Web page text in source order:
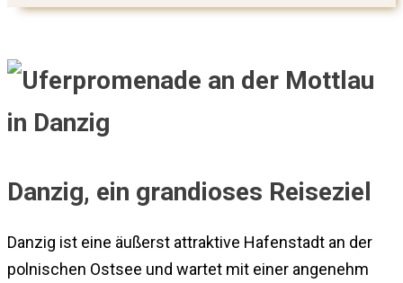
Danzig, ein grandioses Reiseziel
Danzig ist eine äußerst attraktive Hafenstadt an der
polnischen Ostsee und wartet mit einer angenehm